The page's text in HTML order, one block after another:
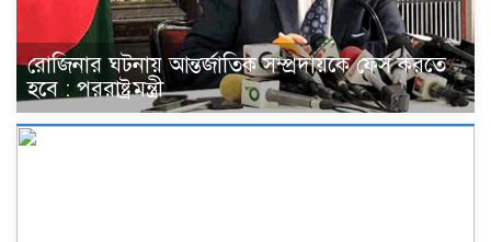
রোজিনার ঘটনায় আন্তর্জাতিক সম্প্রদায়কে ফেস করতে
হবে : পররাষ্ট্রমন্ত্রী